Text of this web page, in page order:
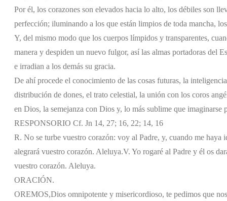
Por él, los corazones son elevados hacia lo alto, los débiles son
perfección; iluminando a los que están limpios de toda mancha,
Y, del mismo modo que los cuerpos límpidos y transparentes,
manera y despiden un nuevo fulgor, así las almas portadoras del
e irradian a los demás su gracia.
De ahí procede el conocimiento de las cosas futuras, la
distribución de dones, el trato celestial, la unión con los coros
en Dios, la semejanza con Dios y, lo más sublime que imaginarse
RESPONSORIO Cf. Jn 14, 27; 16, 22; 14, 16
R. No se turbe vuestro corazón: voy al Padre, y, cuando me
alegrará vuestro corazón. Aleluya.V. Yo rogaré al Padre y él os
vuestro corazón. Aleluya.
ORACIÓN.
OREMOS,Dios omnipotente y misericordioso, te pedimos que